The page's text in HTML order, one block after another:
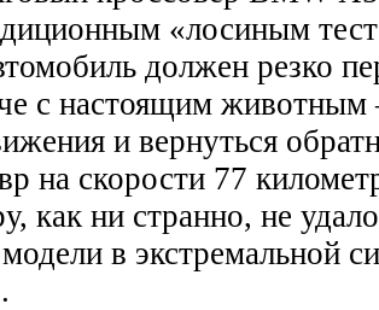
«лосиным
должен резко
с настоящим
и вернуться
на скорости 77
как ни странно, не
в экстремальной